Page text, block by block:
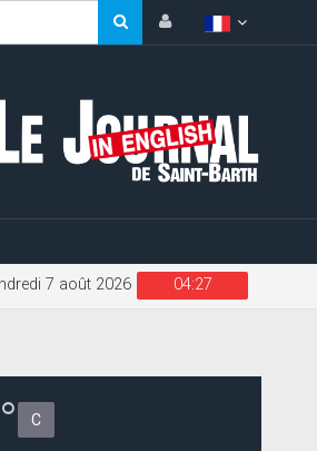
04:28
7 août 2026
C